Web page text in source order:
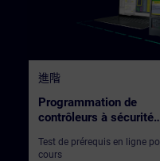
進階
Programmation de
contrôleurs à sécurité
dans TIA Portal
Test de prérequis en ligne
cours